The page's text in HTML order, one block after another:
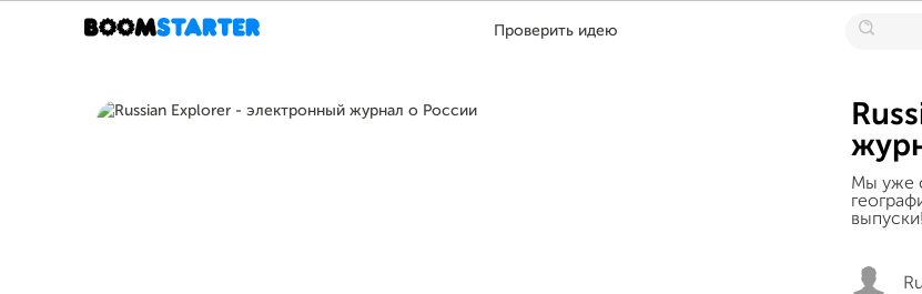
Проверить идею
Мы уже
выпуски!